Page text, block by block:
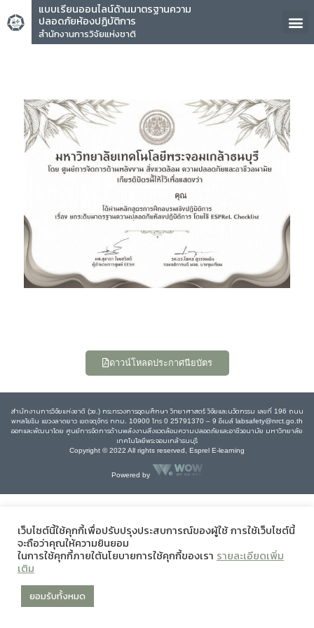
แบบเรียนออนไลน์ด้านมาตรฐานความ
ปลอดภัยห้องปฏิบัติการ
สำนักงานการวิจัยแห่งชาติ
คุณ
ดาวน์โหลดประกาศนียบัตร
สำนักงานการวิจัยแห่งชาติ (วช.) กระทรวงการอุดมศึกษา วิทยาศาสตร์ วิจัยและนวัตกรรม เลขที่ 196 ถนน
พหลโยธิน แขวงลาดยาว เขตจตุจักร กทม. 10900 โทร 0 25791370 – 9 อีเมล์ labsafety@nrct.go.th
ออกและพัฒนาโดย ศูนย์การจัดการด้านพลังงานสิ่งแวดล้อมความปลอดภัยและอาชีวอนามัย มหาวิทยาลัย
เทคโนโลยีพระจอมเกล้าธนบุรี
Copyright © 2022 All rights reserved, Esprel E-learning
Powered by
เว็บไซต์นี้ใช้คุกกี้เพื่อปรับปรุงประสบการณ์ของผู้ใช้ การใช้เว็บไซต์นี้
จะถือว่าคุณให้ความยินยอม
ในการใช้คุกกี้ภายใต้นโยบายการใช้คุกกี้ของเรา รายละเอียดเพิ่ม
เติม
ยอมรับทั้งหมด